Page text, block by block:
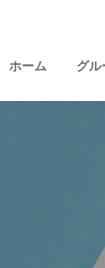
ホーム グル